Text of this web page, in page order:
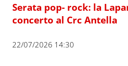
Serata pop- rock: la
concerto al Crc Antella
22/07/2026 14:30